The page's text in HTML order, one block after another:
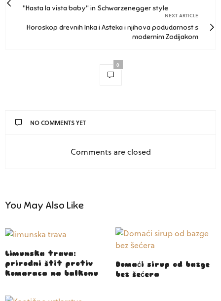
"Hasta la vista baby" in Schwarzenegger style
NEXT ARTICLE
Horoskop drevnih Inka i Asteka i njihova podudarnost s
modernim Zodijakom
0
NO COMMENTS YET
Comments are closed
You May Also Like
Limunska trava:
prirodni štit protiv
komaraca na balkonu
Domaći sirup od bazge
bez šećera